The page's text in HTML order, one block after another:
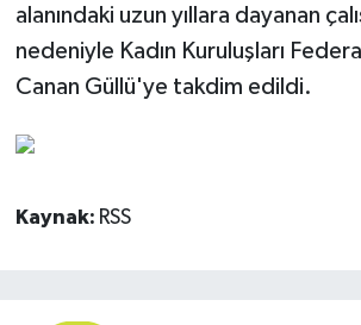
alanındaki uzun yıllara dayanan
nedeniyle Kadın Kuruluşları
Canan Güllü'ye takdim edildi.
Kaynak: RSS